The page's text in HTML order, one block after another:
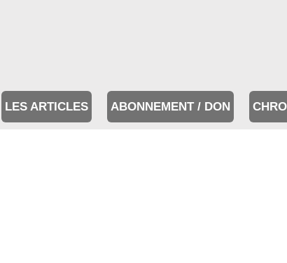
LES ARTICLES ABONNEMENT / DON